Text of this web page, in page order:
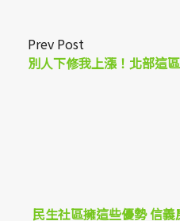
Prev Post
別人下修我上漲！北部這
民生社區擁這些優勢 信